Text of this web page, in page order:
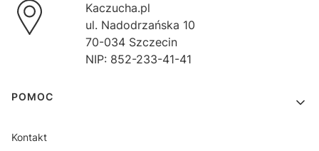
Kaczucha.pl
ul. Nadodrzańska 10
70-034 Szczecin
NIP: 852-233-41-41
Linki w stopce
POMOC
Kontakt